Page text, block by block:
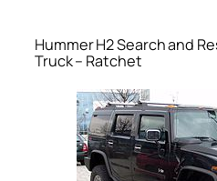
Hummer H2 Search and
Truck – Ratchet